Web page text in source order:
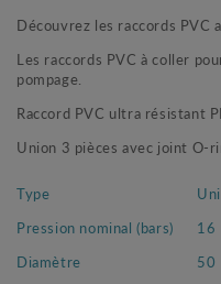
Découvrez les raccords PVC
Les raccords PVC à coller
pompage.
Raccord PVC ultra résistant
Union 3 pièces avec joint O-
Type
Pression nominal (bars)
16
Diamètre
50